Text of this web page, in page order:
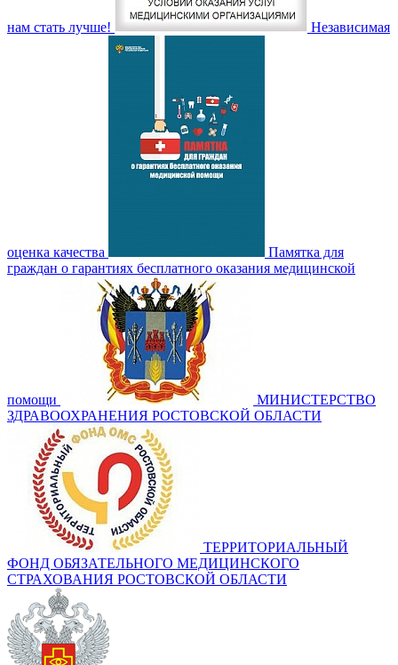
нам стать лучше! Независимая
оценка качества
Памятка для
граждан о гарантиях бесплатного оказания медицинской
помощи
МИНИСТЕРСТВО
ЗДРАВООХРАНЕНИЯ РОСТОВСКОЙ ОБЛАСТИ
ТЕРРИТОРИАЛЬНЫЙ
ФОНД ОБЯЗАТЕЛЬНОГО МЕДИЦИНСКОГО
СТРАХОВАНИЯ РОСТОВСКОЙ ОБЛАСТИ